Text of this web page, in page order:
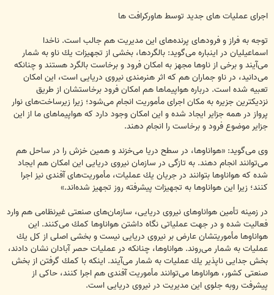
اجرای عملیات های جدید توسط هاورکرافت ها
توجه به فراز و فرودهای پرنده‌های این مدیریت هم جالب است. ناخدا
اسماعیلیان در اینباره می‌گوید: بالگردها، بخشی از تجهیزات یك ناو به شمار
می‌آیند و برخی از ناوها مجهز به امكان فرود و برخاست بالگرد هستند و چنانكه
می‌دانید، در ناو جماران هم كه اثر هنرمندی نیروی دریایی است، این امكان
تعبیه شده است. درباره هواپیماها هم امكان فرود برخاستشان از طریق
نزدیكترین جزیره به مكان اجرای مأموریت انجام می‌شود؛ زیرا زیرساخت‌های نوار
پرواز در همه جزایر ایجاد شده و این امكان وجود دارد كه هواپیماهای ما از این
جزایر موضوع فرود و برخاست را انجام دهند.
وی می‌گوید: «هواناوها، در سطح دریا می‌خزند و همین خزش را در ساحل هم
می‌توانند انجام دهند. به تازگی در سازمان نیروی دریایی این امكان هم ایجاد
شده كه هواناوها بتوانند در جریان یك عملیات، مأموریت‌های آفندی نیز اجرا
كنند؛ زیرا این هواناوها به تجهیزات پیشرفته روز تجهیز شده‌اند.»
در زمینه تأمین هواناوهای نیروی دریایی، سازمان‌های صنعتی غیرنظامی هم وارد
فعالیت شده و در جهت عملیاتی نگاه داشتن هواناوها كمك می‌كنند. این
هواناوها مأموریتشان عارض بر نیروی دریایی نیست و بخشی اصلی از كل یك
عملیات به شمار می‌روند. هواناوها، چنانكه در عملیات حصر آبادان نشان دادند،
بخش جدایی ناپذیر یك عملیات به شمار می‌آیند. اینكه با كمك گرفتن از بخش
صنعتی كشور، هواناوها می‌توانند مأموریت آفندی هم اجرا كنند، حاكی از
پیشرفت روبه جلوی این مدیریت در نیروی دریایی است.